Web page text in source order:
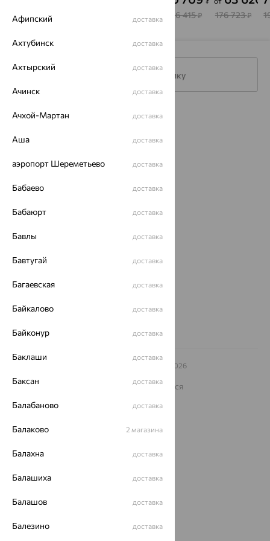
БРИЛЛИАНТЫ
КОСТРОМЫ
182 295₽
БРИЛЛИАНТЫDelta
196 415₽
Delta
176 723₽
Подписаться на рассылку
Каталог
Акции
Магазины
Покупателям
О нас
ул. Зегеля, 27/2
8 (800) 250-02-30
– 2026
На информационном ресурсе применяются
Афипский доставка
Ахтубинск доставка
Ахтырский доставка
Ачинск доставка
Ачхой-Мартан доставка
Аша доставка
аэропорт Шереметьево доставка
Бабаево доставка
Бабаюрт доставка
Бавлы доставка
Бавтугай доставка
Багаевская доставка
Байкалово доставка
Байконур доставка
Баклаши доставка
Баксан доставка
Балабаново доставка
Балаково 2 магазина
Балахна доставка
Балашиха доставка
Балашов доставка
Балезино доставка